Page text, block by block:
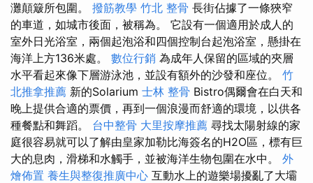
灘顛簸所包圍。 撥筋教學 竹北 整骨 長街佔據了一條狹窄
的車道，如城市後面，被稱為。 它設有一個適用於成人的
室外日光浴室，兩個起泡浴和四個控制台起泡浴室，懸掛在
海洋上方136米處。 數位行銷 為成年人保留的區域的夾層
水平看起來像下層游泳池，並設有額外的沙發和座位。 竹
北推拿推薦 新的Solarium 士林 整骨 Bistro偶爾會在白天和
晚上提供合適的票價，再到一個浪漫而舒適的環境，以供各
種餐點和舞蹈。 台中整骨 大里按摩推薦 尋找太陽射線的家
庭很容易就可以了解由皇家加勒比海簽名的H2O區，標有巨
大的息肉，滑梯和水觸手，並被海洋生物包圍在水中。 外
燴佈置 養生與整復推廣中心 互動水上的遊樂場擾亂了大壩